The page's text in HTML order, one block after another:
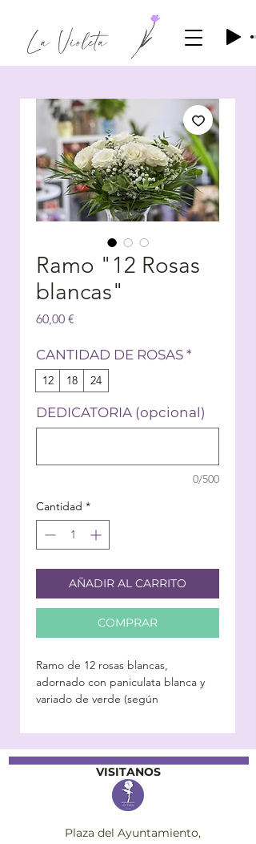
Ramo "12 Rosas
blancas"
60,00 €
CANTIDAD DE ROSAS *
12 18 24
DEDICATORIA (opcional)
0/500
Cantidad *
AÑADIR AL CARRITO
COMPRAR
Ramo de 12 rosas blancas,
adornado con paniculata blanca y
variado de verde (según
No se incluye jarrón.
VISITANOS
Plaza del Ayuntamiento,